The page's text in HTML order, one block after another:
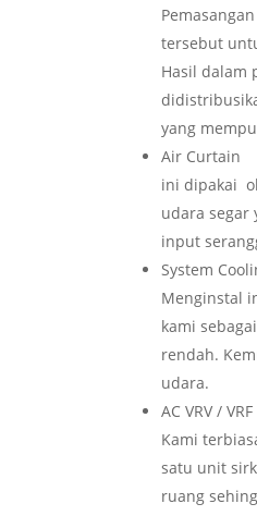
tersebut
Hasil dalam
yang
Air Curtain
ini dipakai
udara segar
input
System
Menginstal
kami sebagai
rendah.
udara.
AC VRV / VRF
Kami
satu unit
ruang